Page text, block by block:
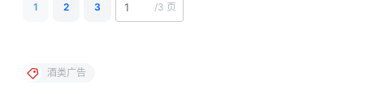
1 2 3 /3 页
酒类广告